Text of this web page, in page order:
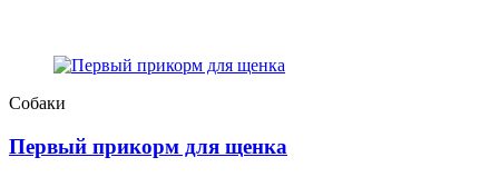
Собаки
Первый прикорм для щенка